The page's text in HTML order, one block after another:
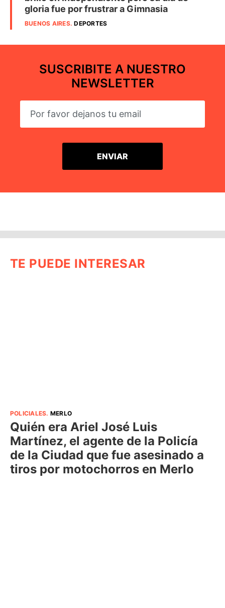
gloria fue por frustrar a Gimnasia
BUENOS AIRES.DEPORTES
SUSCRIBITE A NUESTRO
NEWSLETTER
TE PUEDE INTERESAR
POLICIALES. MERLO
Quién era Ariel José Luis
Martínez, el agente de la Policía
de la Ciudad que fue asesinado a
tiros por motochorros en Merlo